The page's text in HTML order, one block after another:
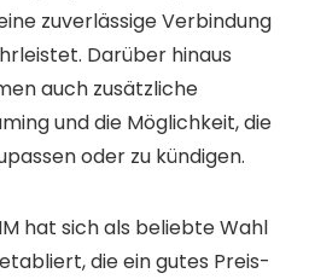
zuverlässige Verbindung
Darüber hinaus
auch zusätzliche
und die Möglichkeit, die
oder zu kündigen.
hat sich als beliebte Wahl
die ein gutes Preis-